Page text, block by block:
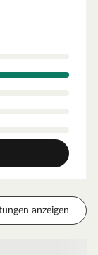
anzeigen